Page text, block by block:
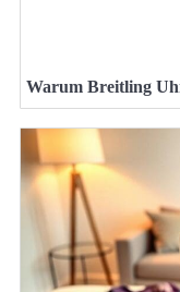
Warum Breitling